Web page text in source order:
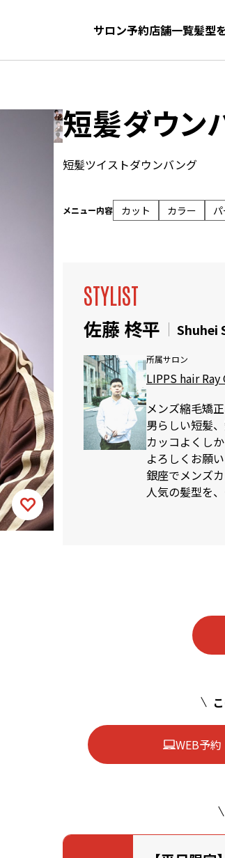
サロン予約店舗一覧髪型
短髪ダウン
短髪ツイストダウンバング
メニュー内容 カット カラー
STYLIST
佐藤 柊平 Shuhei
所属サロン
LIPPS hair Ray
メンズ縮毛矯
男らしい短髪
カッコよくし
よろしくお願い
銀座でメンズ
人気の髪型を
WEB予約